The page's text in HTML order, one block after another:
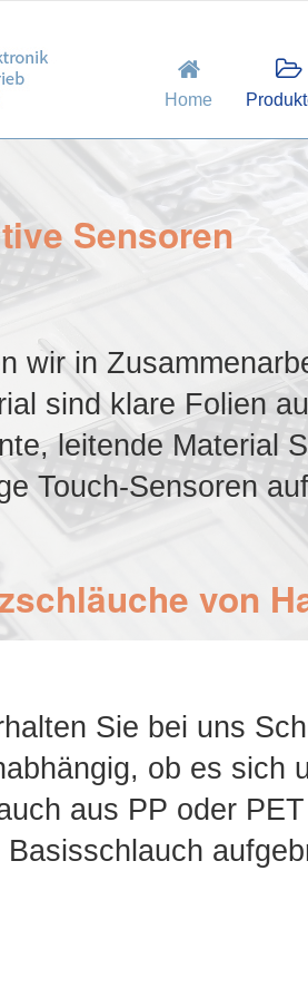
Home
Sensoren
wir in
sind klare Folien
leitende Material
Touch-Sensoren
von
Sie bei uns
ob es sich
aus PP oder
Basisschlauch